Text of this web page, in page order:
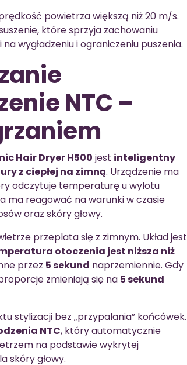
powietrza większą niż 20 m/s.
które sprzyja zachowaniu
wygładzeniu i ograniczeniu puszenia.
NTC –
Hair Dryer H500 jest inteligentny
z ciepłej na zimną. Urządzenie ma
odczytuje temperaturę u wylotu
ma reagować na warunki w czasie
oraz skóry głowy.
przeplata się z zimnym. Układ jest
otoczenia jest niższa niż
przez 5 sekund naprzemiennie. Gdy
zmieniają się na 5 sekund
stylizacji bez „przypalania” końcówek.
NTC, który automatycznie
na podstawie wykrytej
skóry głowy.